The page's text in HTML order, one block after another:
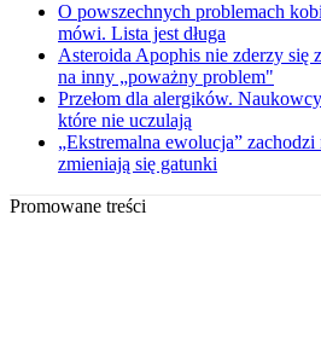
O powszechnych problemach
mówi. Lista jest długa
Asteroida Apophis nie zderzy się
na inny „poważny problem"
Przełom dla alergików.
które nie uczulają
„Ekstremalna ewolucja”
zmieniają się gatunki
Promowane treści